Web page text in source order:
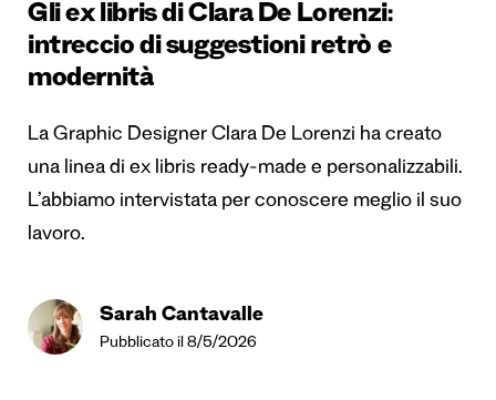
Gli ex libris di Clara De Lorenzi:
intreccio di suggestioni retrò e
modernità
La Graphic Designer Clara De Lorenzi ha creato
una linea di ex libris ready-made e personalizzabili.
L’abbiamo intervistata per conoscere meglio il suo
lavoro.
Sarah Cantavalle
Pubblicato il 8/5/2026